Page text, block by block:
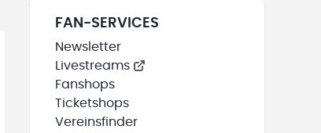
FAN-SERVICES
Newsletter
Livestreams
Fanshops
Ticketshops
Vereinsfinder